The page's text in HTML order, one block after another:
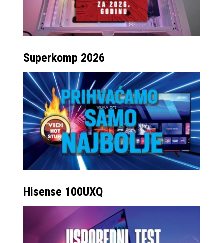
Superkomp 2026
Hisense 100UXQ